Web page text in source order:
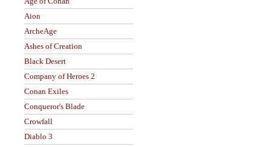
Aion
ArcheAge
Ashes of Creation
Black Desert
Company of Heroes 2
Conan Exiles
Conqueror's Blade
Crowfall
Diablo 3